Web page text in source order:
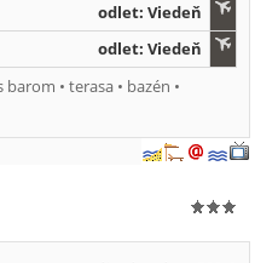
odlet: Viedeň
odlet: Viedeň
• terasa • bazén •